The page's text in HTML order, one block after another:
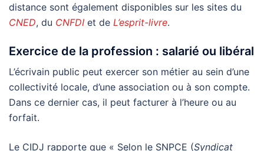
distance sont également disponibles sur les sites du
CNED, du CNFDI et de L’esprit-livre.
Exercice de la profession : salarié ou libéral
L’écrivain public peut exercer son métier au sein d’une
collectivité locale, d’une association ou à son compte.
Dans ce dernier cas, il peut facturer à l’heure ou au
forfait.
Le CIDJ rapporte que « Selon le SNPCE (Syndicat